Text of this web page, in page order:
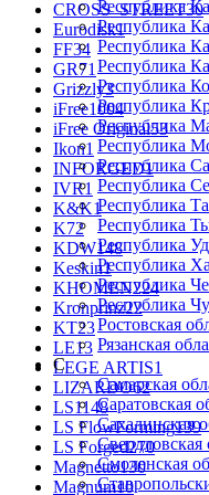
CROSS_STREET30
Eurodisk1
FF34
GR71
Grizzly3
iFree1004
iFree Original53
Ikon1
INFORGED1
IVR1
K&K1
K72
KDW148
Keskin1
KHOMEN224
Kronprinz22
KT23
LE13
LEGE ARTIS1
LIZARDO62
LS1148
LS FlowForming139
LS Forged270
Magnetto130
Magnum10
Республика
Республика
Республика
Республика
Республика
Республика
Республика
Республика
Республика
Республика
Республика
Республика
Республика
Республика
Республика
Республика
Ростовская
Рязанская
С
Самарская
Саратовская
Сахалинская
Свердловская
Смоленская